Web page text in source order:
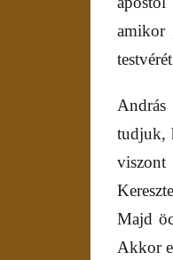
amikor
András
tudjuk,
viszont
Majd
Akkor